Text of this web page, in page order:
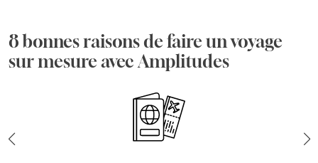
8 bonnes raisons de faire un voyage
sur mesure avec Amplitudes